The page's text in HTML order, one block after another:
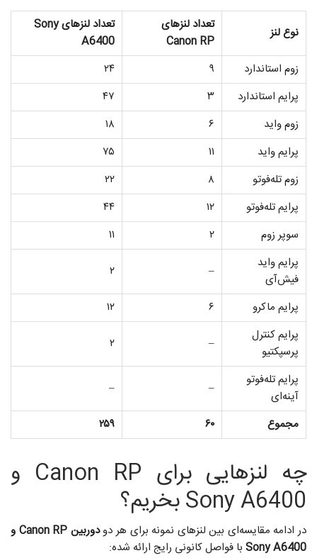
نوع لنز
تعداد لنزهای
Canon RP
تعداد لنزهای Sony
A6400
زوم استاندارد
۹
۲۴
پرایم استاندارد
۳
۴۷
زوم واید
۶
۱۸
پرایم واید
۱۱
۷۵
زوم تله‌فوتو
۸
۲۲
پرایم تله‌فوتو
۱۲
۴۴
سوپر زوم
۲
۱۱
پرایم واید
فیش‌آی
– ۲
پرایم ماکرو ۶
۱۲
پرایم کنترل
پرسپکتیو
– ۲
پرایم تله‌فوتو
آینه‌ای
–
–
مجموع ۶۰ ۲۵۹
چه لنزهایی برای Canon RP و
Sony A6400 بخریم؟
در ادامه مقایسه‌ای بین لنزهای نمونه برای هر دو
دوربین Canon RP و
Sony A6400 با فواصل کانونی رایج ارائه شده: